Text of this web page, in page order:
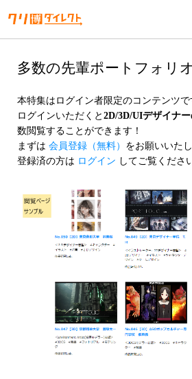
多数の先輩ポートフォリ
本特集はログイン者限定のコンテンツで
ログインいただくと 2D/3D/UIデザイナ
数閲覧することができます！
まずは 会員登録（無料） をお願いいた
登録済の方は ログイン してご覧くださ